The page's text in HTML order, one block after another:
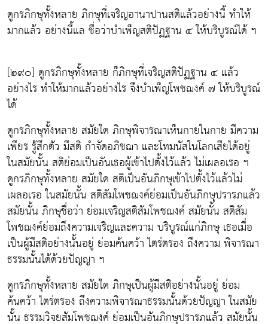
ดูกรภิกษุทั้งหลาย ภิกษุที่เจริญอานาปานสติแล้วอย่างนี้ ทำให้
มากแล้ว อย่างนี้แล ชื่อว่าบำเพ็ญสติปัฏฐาน ๔ ให้บริบูรณ์ได้ ฯ
[๒๙๐] ดูกรภิกษุทั้งหลาย ก็ภิกษุที่เจริญสติปัฏฐาน ๔ แล้ว
อย่างไร ทำให้มากแล้วอย่างไร จึงบำเพ็ญโพชฌงค์ ๗ ให้บริบูรณ์
ได้
ดูกรภิกษุทั้งหลาย สมัยใด ภิกษุพิจารณาเห็นกายในกาย มีความ
เพียร รู้สึกตัว มีสติ กำจัดอภิชฌา และโทมนัสในโลกเสียได้อยู่
ในสมัยนั้น สติย่อมเป็นอันเธอผู้เข้าไปตั้งไว้แล้ว ไม่เผลอเรอ ฯ
ดูกรภิกษุทั้งหลาย สมัยใด สติเป็นอันภิกษุเข้าไปตั้งไว้แล้วไม่
เผลอเรอ ในสมัยนั้น สติสัมโพชฌงค์ย่อมเป็นอันภิกษุปรารภแล้ว
สมัยนั้น ภิกษุชื่อว่า ย่อมเจริญสติสัมโพชฌงค์ สมัยนั้น สติสัม
โพชฌงค์ย่อมถึงความเจริญและความ บริบูรณ์แก่ภิกษุ เธอเมื่อ
เป็นผู้มีสติอย่างนั้นอยู่ ย่อมค้นคว้า ไตร่ตรอง ถึงความ พิจารณา
ธรรมนั้นได้ด้วยปัญญา ฯ
ดูกรภิกษุทั้งหลาย สมัยใด ภิกษุเป็นผู้มีสติอย่างนั้นอยู่ ย่อม
ค้นคว้า ไตร่ตรอง ถึงความพิจารณาธรรมนั้นด้วยปัญญา ในสมัย
นั้น ธรรมวิจยสัมโพชฌงค์ ย่อมเป็นอันภิกษุปรารภแล้ว สมัยนั้น